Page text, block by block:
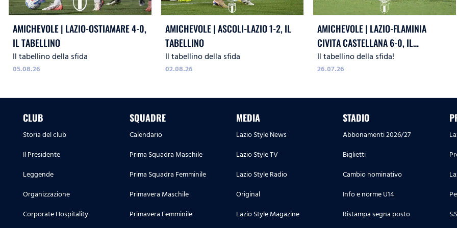
AMICHEVOLE | LAZIO-OSTIAMARE 4-0,
IL TABELLINO
Il tabellino della sfida
05.08.26
AMICHEVOLE | ASCOLI-LAZIO 1-2, IL
TABELLINO
Il tabellino della sfida
02.08.26
AMICHEVOLE | LAZIO-FLAMINIA
CIVITA CASTELLANA 6-0, IL
TABELLINO
Il tabellino della sfida!
26.07.26
CLUB
Storia del club
Il Presidente
Leggende
Organizzazione
Corporate Hospitality
SQUADRE
Calendario
Prima Squadra Maschile
Prima Squadra Femminile
Primavera Maschile
Primavera Femminile
MEDIA
Lazio Style News
Lazio Style TV
Lazio Style Radio
Original
Lazio Style Magazine
STADIO
Abbonamenti 2026/27
Biglietti
Cambio nominativo
Info e norme U14
Ristampa segna posto